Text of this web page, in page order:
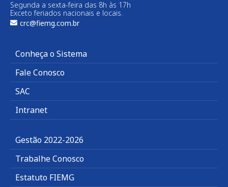
Segunda a sexta-feira das 8h às 17h
Exceto feriados nacionais e locais.
crc@fiemg.com.br
Conheça o Sistema
Fale Conosco
SAC
Intranet
Gestão 2022-2026
Trabalhe Conosco
Estatuto FIEMG